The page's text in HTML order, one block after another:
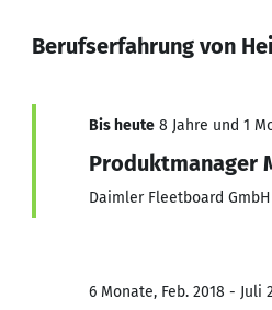
Berufserfahrung von
Bis heute 8 Jahre und 1
Produktmanager
Daimler Fleetboard GmbH
6 Monate, Feb. 2018 - Juli